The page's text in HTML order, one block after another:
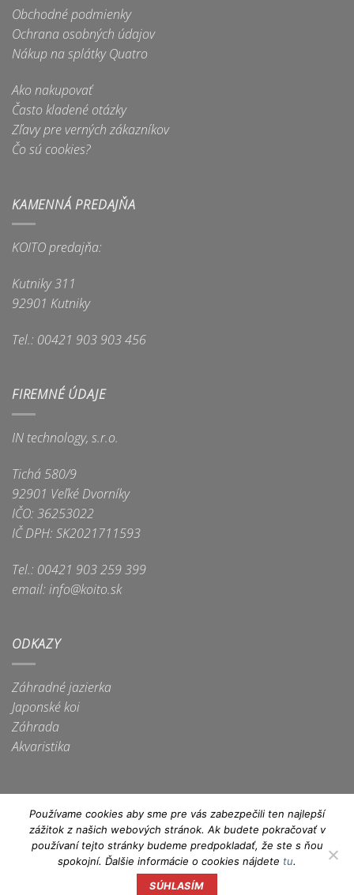
Obchodné podmienky
Ochrana osobných údajov
Nákup na splátky Quatro
Ako nakupovať
Často kladené otázky
Zľavy pre verných zákazníkov
Čo sú cookies?
KAMENNÁ PREDAJŇA
KOITO predajňa:
Kutniky 311
92901 Kutniky
Tel.: 00421 903 903 456
FIREMNÉ ÚDAJE
IN technology, s.r.o.
Tichá 580/9
92901 Veľké Dvorníky
IČO: 36253022
IČ DPH: SK2021711593
Tel.: 00421 903 259 399
email: info@koito.sk
ODKAZY
Záhradné jazierka
Japonské koi
Záhrada
Akvaristika
Apple
Pay
Dinners
Club
Discover Google
Pay
Maestro MasterCard
Visa
Electron
Používame cookies aby sme pre vás zabezpečili ten najlepší
zážitok z našich webových stránok. Ak budete pokračovať v
používaní tejto stránky budeme predpokladať, že ste s ňou
spokojní. Ďalšie informácie o cookies nájdete tu.
SÚHLASÍM